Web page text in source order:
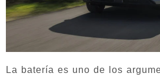
La batería es uno de los